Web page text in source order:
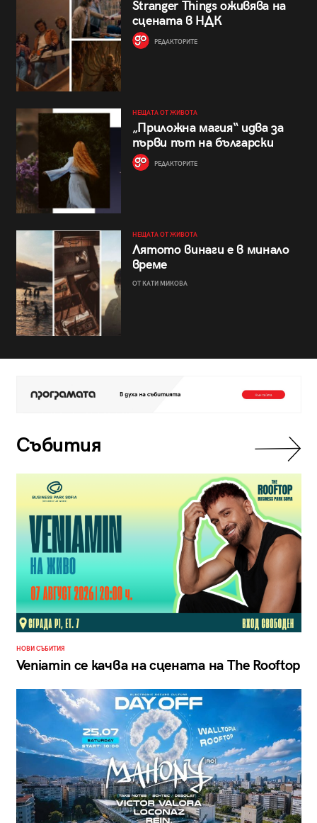
Stranger Things оживява на
сцената в НДК
РЕДАКТОРИТЕ
НЕЩАТА ОТ ЖИВОТА
„Приложна магия“ идва за
първи път на български
РЕДАКТОРИТЕ
НЕЩАТА ОТ ЖИВОТА
Лятото винаги е в минало
време
ОТ КАТИ МИКОВА
Събития
НОВИ СЪБИТИЯ
Veniamin се качва на сцената на The Rooftop